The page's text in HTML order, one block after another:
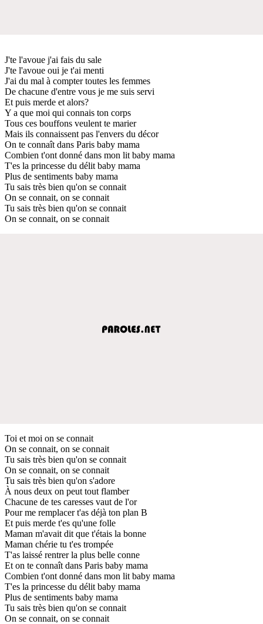
J'te l'avoue j'ai fais du sale
J'te l'avoue oui je t'ai menti
J'ai du mal à compter toutes les femmes
De chacune d'entre vous je me suis servi
Et puis merde et alors?
Y a que moi qui connais ton corps
Tous ces bouffons veulent te marier
Mais ils connaissent pas l'envers du décor
On te connaît dans Paris baby mama
Combien t'ont donné dans mon lit baby mama
T'es la princesse du délit baby mama
Plus de sentiments baby mama
Tu sais très bien qu'on se connait
On se connait, on se connait
Tu sais très bien qu'on se connait
On se connait, on se connait
Toi et moi on se connait
On se connait, on se connait
Tu sais très bien qu'on se connait
On se connait, on se connait
Tu sais très bien qu'on s'adore
À nous deux on peut tout flamber
Chacune de tes caresses vaut de l'or
Pour me remplacer t'as déjà ton plan B
Et puis merde t'es qu'une folle
Maman m'avait dit que t'étais la bonne
Maman chérie tu t'es trompée
T'as laissé rentrer la plus belle conne
Et on te connaît dans Paris baby mama
Combien t'ont donné dans mon lit baby mama
T'es la princesse du délit baby mama
Plus de sentiments baby mama
Tu sais très bien qu'on se connait
On se connait, on se connait